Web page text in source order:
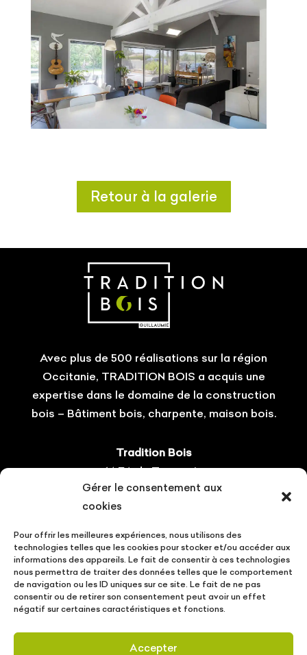
Gérer le consentement aux
cookies
Pour offrir les meilleures expériences, nous utilisons des
technologies telles que les cookies pour stocker et/ou accéder aux
informations des appareils. Le fait de consentir à ces technologies
nous permettra de traiter des données telles que le comportement
de navigation ou les ID uniques sur ce site. Le fait de ne pas
consentir ou de retirer son consentement peut avoir un effet
négatif sur certaines caractéristiques et fonctions.
Accepter
Retour à la galerie
Avec plus de 500 réalisations sur la région
Occitanie, TRADITION BOIS a acquis une
expertise dans le domaine de la construction
bois – Bâtiment bois, charpente, maison bois.
Tradition Bois
14 ZA du Tourneris
31470 Bonrepos-sur-Aussonnelle
Tel : 05.61.08.60.54
Suivez-nous !
MENTIONS LÉGALES